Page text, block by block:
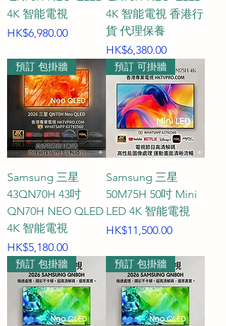
4K 智能電視
價格
HK$6,980.00
4K 智能電視 香港行
貨 代理保養
價格
HK$6,380.00
預訂 包掛牆
Samsung 三星
43QN70H 43吋
QN70H NEO QLED
4K 智能電視
價格
HK$5,180.00
預訂 可掛牆
Samsung 三星
50M75H 50吋 Mini
LED 4K 智能電視
價格
HK$11,500.00
預訂 包掛牆 預訂 包掛牆